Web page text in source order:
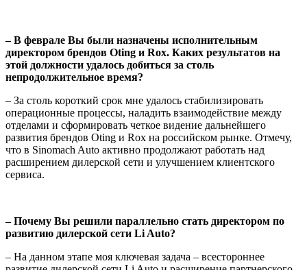
– В феврале Вы были назначены исполнительным
директором брендов Oting и Rox. Каких результатов на
этой должности удалось добиться за столь
непродолжительное время?
– За столь короткий срок мне удалось стабилизировать
операционные процессы, наладить взаимодействие между
отделами и сформировать четкое видение дальнейшего
развития брендов Oting и Rox на российском рынке. Отмечу,
что в Sinomach Auto активно продолжают работать над
расширением дилерской сети и улучшением клиентского
сервиса.
– Почему Вы решили параллельно стать директором по
развитию дилерской сети Li Auto?
– На данном этапе моя ключевая задача – всестороннее